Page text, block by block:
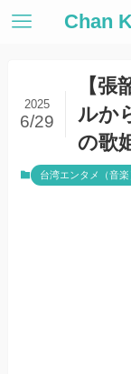
Chan
【
ルか
の歌
2025
6/29
台湾エンタメ（音楽